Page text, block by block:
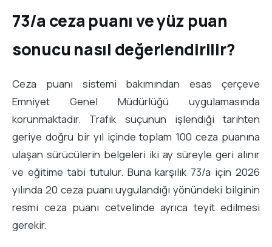
73/a ceza puanı ve yüz puan
sonucu nasıl değerlendirilir?
Ceza puanı sistemi bakımından esas çerçeve
Emniyet Genel Müdürlüğü uygulamasında
korunmaktadır. Trafik suçunun işlendiği tarihten
geriye doğru bir yıl içinde toplam 100 ceza puanına
ulaşan sürücülerin belgeleri iki ay süreyle geri alınır
ve eğitime tabi tutulur. Buna karşılık 73/a için 2026
yılında 20 ceza puanı uygulandığı yönündeki bilginin
resmi ceza puanı cetvelinde ayrıca teyit edilmesi
gerekir.